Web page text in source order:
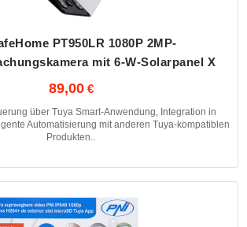
PT950LR 1080P 2MP-
mit 6-W-Solarpanel X
89,00
über Tuya Smart-Anwendung, Integration in
Automatisierung mit anderen Tuya-kompatiblen
Produkten..